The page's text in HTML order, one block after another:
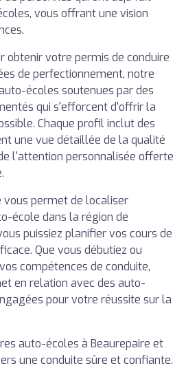
vous offrant une vision
obtenir votre permis de conduire
de perfectionnement, notre
écoles soutenues par des
qui s'efforcent d'offrir la
Chaque profil inclut des
une vue détaillée de la qualité
l'attention personnalisée offerte
permet de localiser
école dans la région de
puissiez planifier vos cours de
Que vous débutiez ou
compétences de conduite,
en relation avec des auto-
pour votre réussite sur la
auto-écoles à Beaurepaire et
une conduite sûre et confiante.